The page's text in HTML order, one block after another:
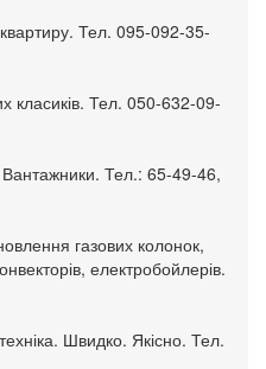
Тел. 095-092-35-
класиків. Тел. 050-632-09-
Тел.: 65-49-46,
газових колонок,
електробойлерів.
Швидко. Якісно. Тел.